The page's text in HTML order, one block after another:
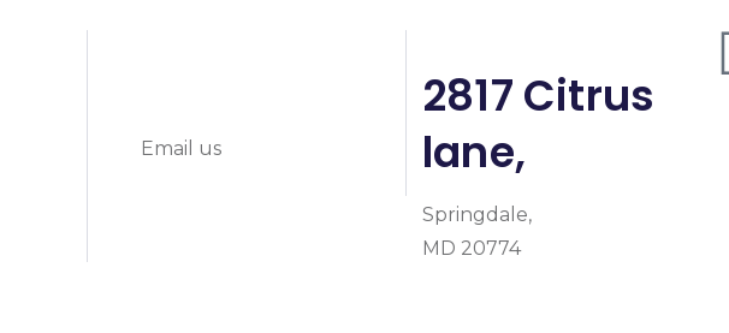
info@prymehealthmd.com
Email us
2817 Citrus
lane,
Springdale,
MD 20774